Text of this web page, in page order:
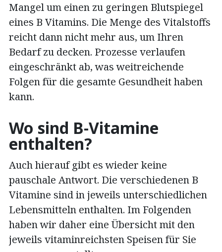
Mangel um einen zu geringen Blutspiegel
eines B Vitamins. Die Menge des Vitalstoffs
reicht dann nicht mehr aus, um Ihren
Bedarf zu decken. Prozesse verlaufen
eingeschränkt ab, was weitreichende
Folgen für die gesamte Gesundheit haben
kann.
Wo sind B-Vitamine
enthalten?
Auch hierauf gibt es wieder keine
pauschale Antwort. Die verschiedenen B
Vitamine sind in jeweils unterschiedlichen
Lebensmitteln enthalten. Im Folgenden
haben wir daher eine Übersicht mit den
jeweils vitaminreichsten Speisen für Sie